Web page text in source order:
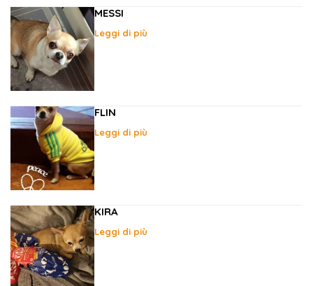
MESSI
Leggi di più
FLIN
Leggi di più
KIRA
Leggi di più